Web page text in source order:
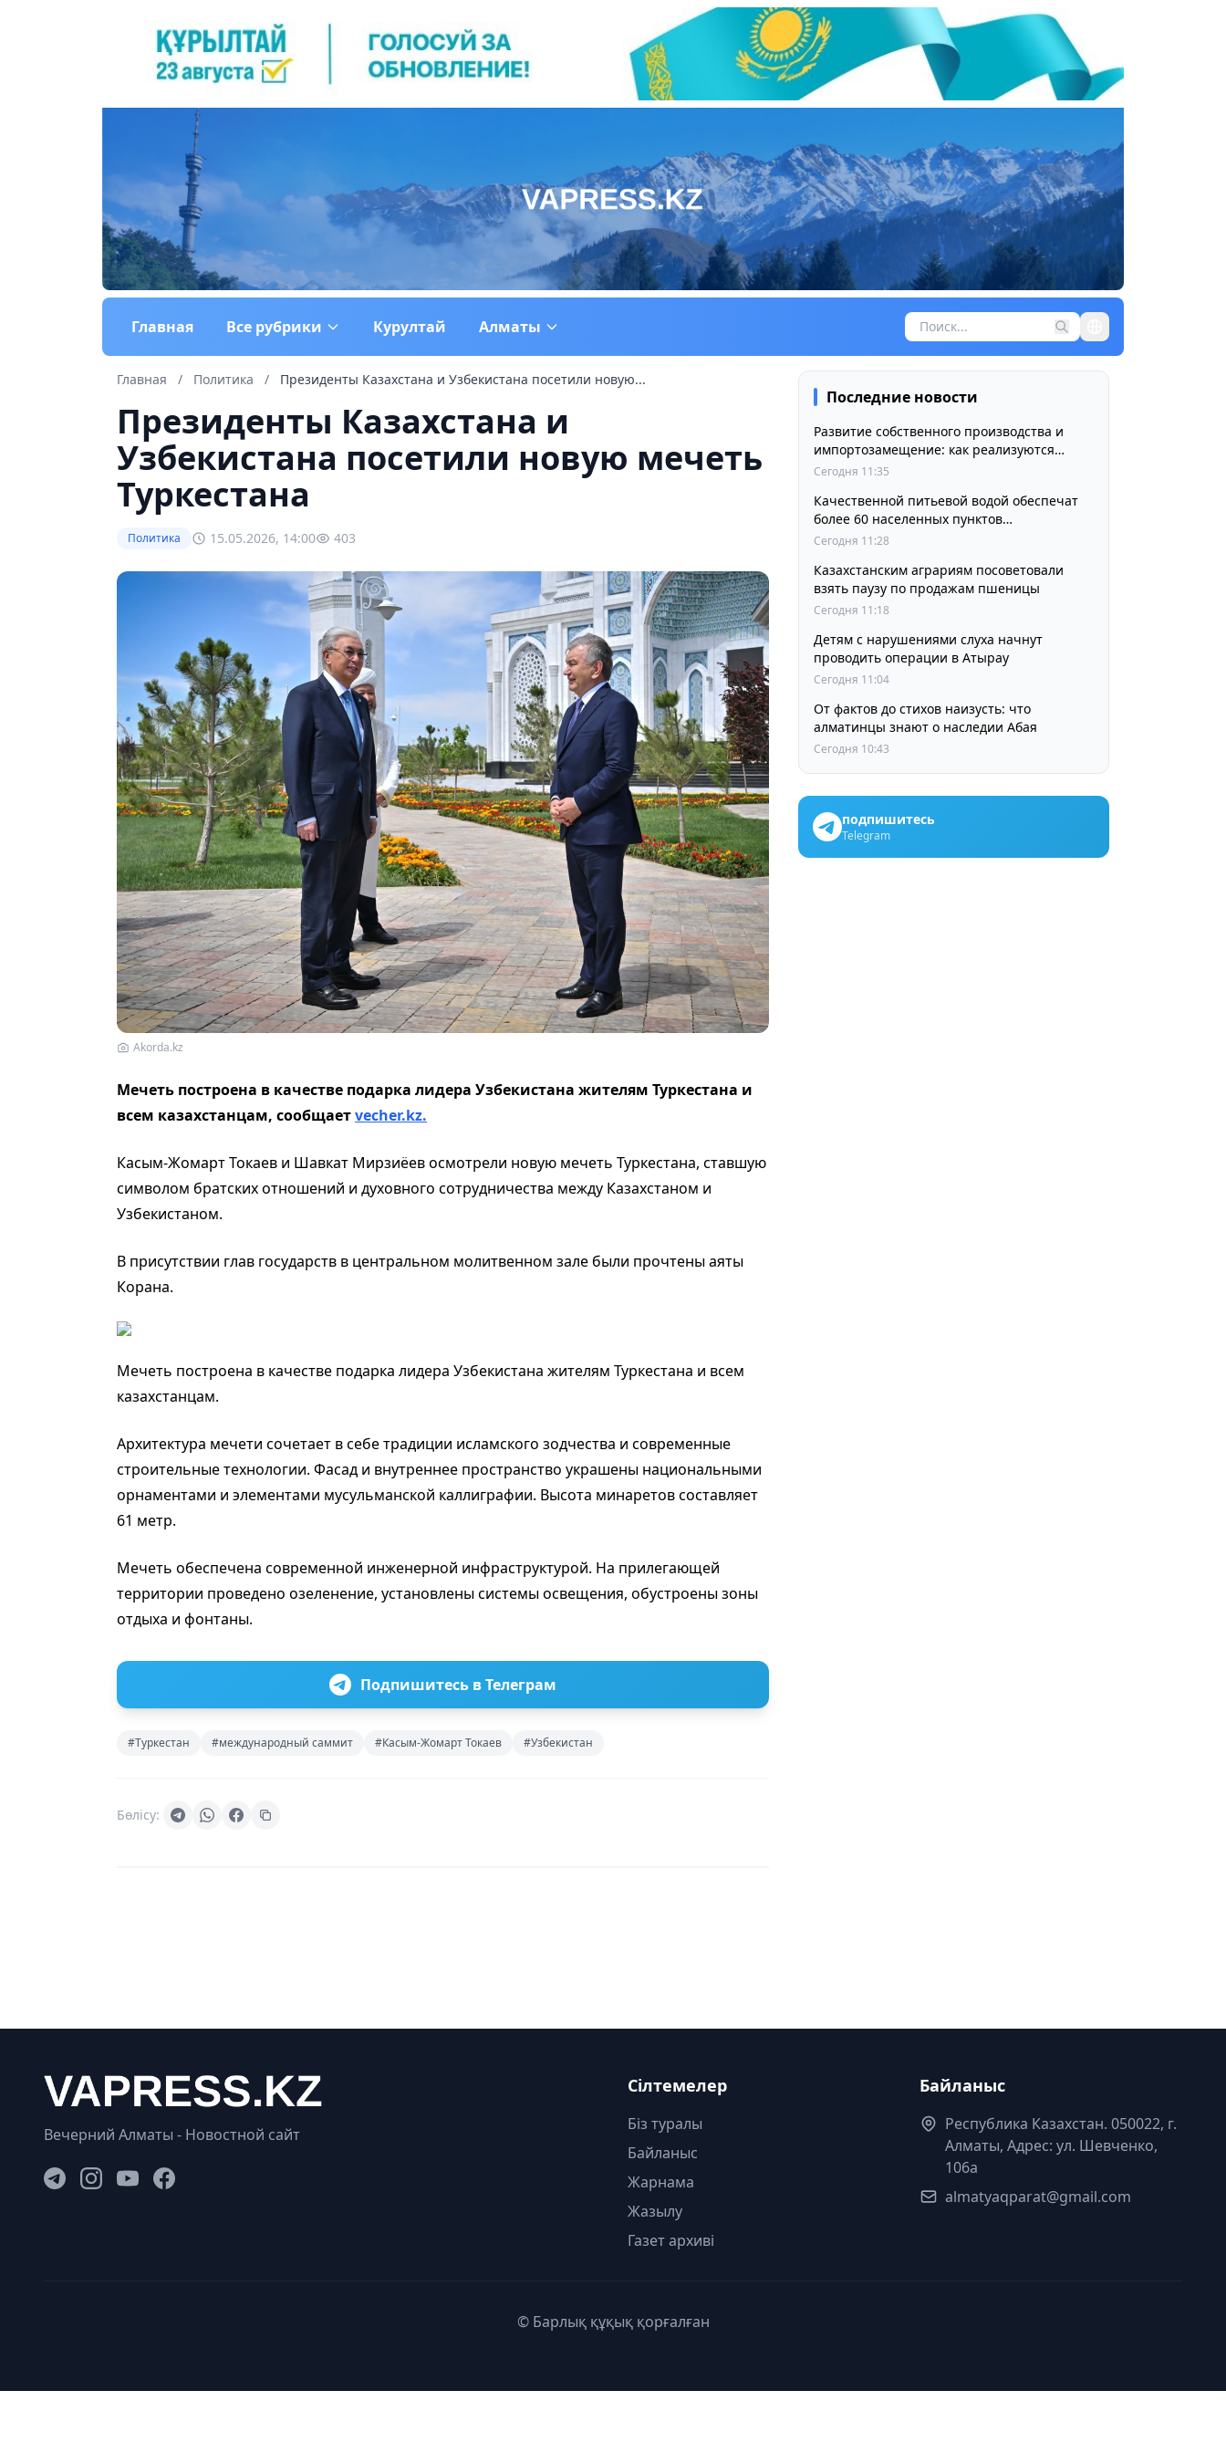
Главная Все рубрики Курултай Алматы
Главная / Политика / Президенты Казахстана и Узбекистана посетили новую...
Президенты Казахстана и
Узбекистана посетили новую мечеть
Туркестана
Политика 15.05.2026, 14:00 403
Akorda.kz
Мечеть построена в качестве подарка лидера Узбекистана жителям Туркестана и
всем казахстанцам, сообщаетvecher.kz.
Касым-Жомарт Токаев и Шавкат Мирзиёев осмотрели новую мечеть Туркестана, ставшую
символом братских отношений и духовного сотрудничества между Казахстаном и
Узбекистаном.
В присутствии глав государств в центральном молитвенном зале были прочтены аяты
Корана.
Мечеть построена в качестве подарка лидера Узбекистана жителям Туркестана и всем
казахстанцам.
Архитектура мечети сочетает в себе традиции исламского зодчества и современные
строительные технологии. Фасад и внутреннее пространство украшены национальными
орнаментами и элементами мусульманской каллиграфии. Высота минаретов составляет
61 метр.
Мечеть обеспечена современной инженерной инфраструктурой. На прилегающей
территории проведено озеленение, установлены системы освещения, обустроены зоны
отдыха и фонтаны.
Подпишитесь в Телеграм
#Туркестан #международный саммит #Касым-Жомарт Токаев #Узбекистан
Бөлісу:
Последние новости
Развитие собственного производства и
импортозамещение: как реализуются
поручения Президента по усилению мер
товаропроизводителей
Сегодня 11:35
Качественной питьевой водой обеспечат
более 60 населенных пунктов
Туркестанской области
Сегодня 11:28
Казахстанским аграриям посоветовали
взять паузу по продажам пшеницы
Сегодня 11:18
Детям с нарушениями слуха начнут
проводить операции в Атырау
Сегодня 11:04
От фактов до стихов наизусть: что
алматинцы знают о наследии Абая
Сегодня 10:43
подпишитесь
Telegram
Вечерний Алматы - Новостной сайт
Сілтемелер
Біз туралы
Байланыс
Жарнама
Жазылу
Газет архиві
Байланыс
Республика Казахстан. 050022, г.
Алматы, Адрес: ул. Шевченко,
106а
almatyaqparat@gmail.com
© Барлық құқық қорғалған